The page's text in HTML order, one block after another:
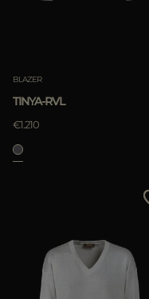
BLAZER
TINYA-RVL
€1.210